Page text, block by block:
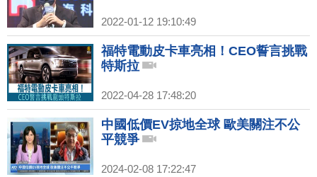
2022-01-12 19:10:49
福特電動皮卡車亮相！CEO誓言挑戰
特斯拉
2022-04-28 17:48:20
中國低價EV掠地全球 歐美關注不公
平競爭
2024-02-08 17:22:47